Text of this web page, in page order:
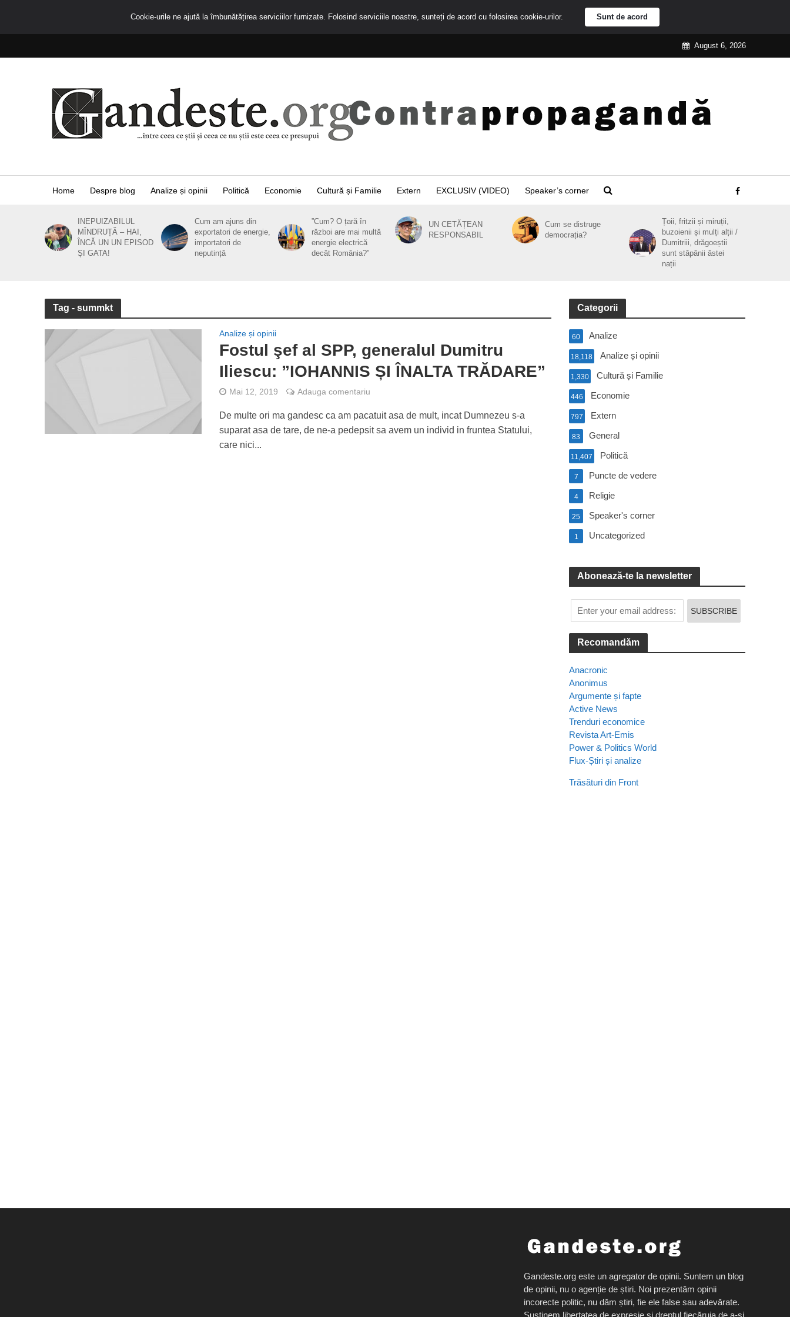
August 6, 2026
Home Despre blog Analize și opinii Politică Economie Cultură și Familie Extern EXCLUSIV (VIDEO) Speaker’s corner
INEPUIZABILUL
MÎNDRUȚĂ – HAI,
ÎNCĂ UN UN EPISOD
ȘI GATA!
Cum am ajuns din
exportatori de energie,
importatori de
neputință
”Cum? O țară în
război are mai multă
energie electrică
decât România?”
UN CETĂȚEAN
RESPONSABIL
Cum se distruge
democrația?
Țoii, fritzii și miruții,
buzoienii și mulți alții /
Dumitriii, drăgoeștii
sunt stăpânii ăstei
nații
Tag - summkt
Analize și opinii
Fostul şef al SPP, generalul Dumitru
Iliescu: ”IOHANNIS ȘI ÎNALTA TRĂDARE”
Mai 12, 2019 Adauga comentariu
De multe ori ma gandesc ca am pacatuit asa de mult, incat Dumnezeu s-a
suparat asa de tare, de ne-a pedepsit sa avem un individ in fruntea Statului,
care nici...
Categorii
Analize
60
Analize și opinii
18,118
Cultură și Familie
1,330
Economie
446
Extern
797
General
83
Politică
11,407
Puncte de vedere
7
Religie
4
Speaker's corner
25
Uncategorized
1
Abonează-te la newsletter
Recomandăm
Anacronic
Anonimus
Argumente și fapte
Active News
Trenduri economice
Revista Art-Emis
Power & Politics World
Flux-Știri și analize
Trăsături din Front
Cookie-urile ne ajută la îmbunătățirea serviciilor furnizate. Folosind serviciile noastre, sunteți de acord cu folosirea cookie-urilor. Sunt de acord
Gandeste.org este un agregator de opinii. Suntem un blog
de opinii, nu o agenție de știri. Noi prezentăm opinii
incorecte politic, nu dăm știri, fie ele false sau adevărate.
Susținem libertatea de expresie și dreptul fiecăruia de a-și